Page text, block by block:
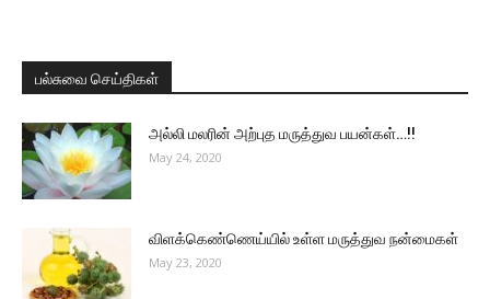
பல்சுவை செய்திகள்
அல்லி மலரின் அற்புத மருத்துவ பயன்கள்…!!
May 24, 2020
விளக்கெண்ணெய்யில் உள்ள மருத்துவ நன்மைகள்
May 23, 2020